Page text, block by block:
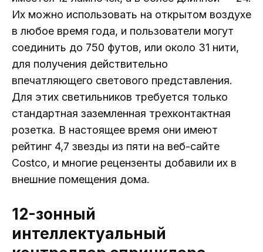
Их можно использовать на открытом воздухе
в любое время года, и пользователи могут
соединить до 750 футов, или около 31 нити,
для получения действительно
впечатляющего светового представления.
Для этих светильников требуется только
стандартная заземленная трехконтактная
розетка. В настоящее время они имеют
рейтинг 4,7 звезды из пяти на веб-сайте
Costco, и многие рецензенты добавили их в
внешние помещения дома.
12-зонный
интеллектуальный